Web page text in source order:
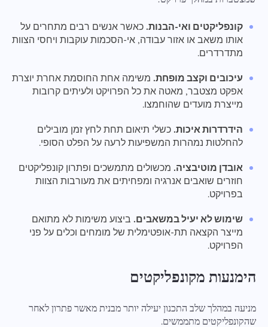
קונפליקטים ואי-הבנות.כאשר אנשים רבים מתחרים על
אותו משאב או אזור עבודה, אי-הסכמות עוקבות ויחסי הצוות
מתדרדרים.
עיכובים וקצב מופחת.משימה אחת החוסמת אחרת יוצרת
אפקט מצטבר, מאטה את כל הפרויקט ולעיתים קרובות
מייצרת מועדים שהוחמצו.
הידרדרות איכות.כשלי תיאום תחת לחץ זמן מובילים
להחלטות נמהרות המשפיעות לרעה על הפלט הסופי.
אובדן מוטיבציה.מכשולים מתמשכים ופתרון קונפליקטים
חוזרים שואבים אנרגיה ומפחיתים את מעורבות הצוות
בפרויקט.
שימוש לא יעיל במשאבים.ביצוע משימות לא מתואם
מייצר הקצאה תת-אופטימלית של מומחים וכלים על פני
הפרויקט.
הימנעות מקונפליקטים
מניעה במהלך שלב התכנון יעילה יותר מבנית מאשר פתרון לאחר
שהקונפליקטים מתממשים.